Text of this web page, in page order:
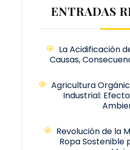
ENTRADAS
La Acidificación
Causas,
Agricultura
Industrial:
Revolución de la
Ropa Sostenible